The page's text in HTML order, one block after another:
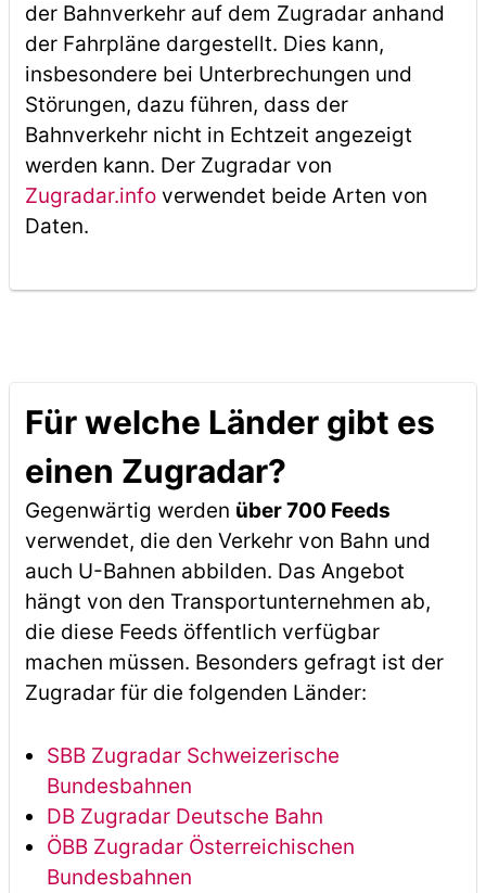
der Bahnverkehr auf dem Zugradar anhand
der Fahrpläne dargestellt. Dies kann,
insbesondere bei Unterbrechungen und
Störungen, dazu führen, dass der
Bahnverkehr nicht in Echtzeit angezeigt
werden kann. Der Zugradar von
Zugradar.infoverwendet beide Arten von
Daten.
Für welche Länder gibt es
einen Zugradar?
Gegenwärtig werden über 700 Feeds
verwendet, die den Verkehr von Bahn und
auch U-Bahnen abbilden. Das Angebot
hängt von den Transportunternehmen ab,
die diese Feeds öffentlich verfügbar
machen müssen. Besonders gefragt ist der
Zugradar für die folgenden Länder:
SBB Zugradar Schweizerische
Bundesbahnen
DB Zugradar Deutsche Bahn
ÖBB Zugradar Österreichischen
Bundesbahnen